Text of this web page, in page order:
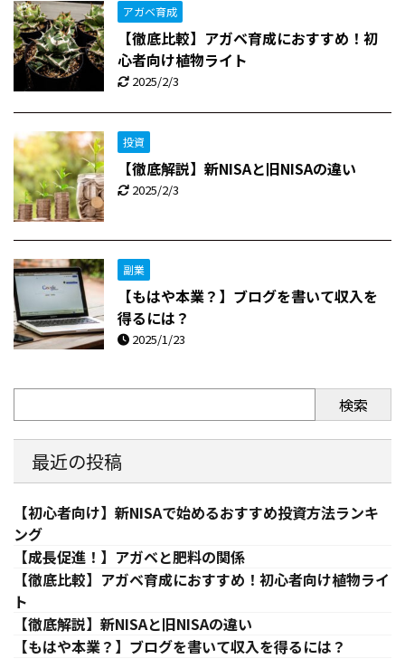
アガベ育成
【徹底比較】アガベ育成におすすめ！初
心者向け植物ライト
2025/2/3
投資
【徹底解説】新NISAと旧NISAの違い
2025/2/3
副業
【もはや本業？】ブログを書いて収入を
得るには？
2025/1/23
検索
最近の投稿
【初心者向け】新NISAで始めるおすすめ投資方法ランキ
ング
【成長促進！】アガベと肥料の関係
【徹底比較】アガベ育成におすすめ！初心者向け植物ライ
ト
【徹底解説】新NISAと旧NISAの違い
【もはや本業？】ブログを書いて収入を得るには？